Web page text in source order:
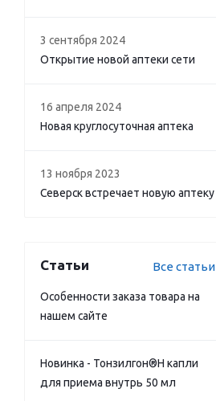
3 сентября 2024
Открытие новой аптеки сети
16 апреля 2024
Новая круглосуточная аптека
13 ноября 2023
Северск встречает новую аптеку
Статьи Все статьи
Особенности заказа товара на
нашем сайте
Новинка - Тонзилгон®Н капли
для приема внутрь 50 мл